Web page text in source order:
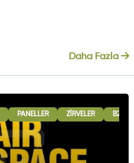
Daha Fazla
PANELLER ZIRVELER B2B